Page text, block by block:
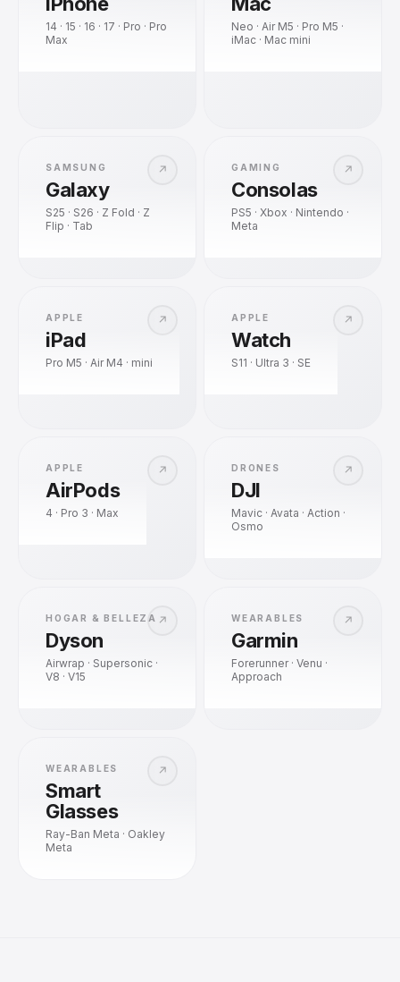
14 · 15 · 16 · 17 · Pro · Pro
Max
Neo · Air M5 · Pro M5 ·
iMac · Mac mini
↗
SAMSUNG
Galaxy
S25 · S26 · Z Fold · Z
Flip · Tab
↗
GAMING
Consolas
PS5 · Xbox · Nintendo ·
Meta
↗
APPLE
iPad
Pro M5 · Air M4 · mini
↗
APPLE
Watch
S11 · Ultra 3 · SE
↗
APPLE
AirPods
4 · Pro 3 · Max
↗
DRONES
DJI
Mavic · Avata · Action ·
Osmo
↗
HOGAR & BELLEZA
Dyson
Airwrap · Supersonic ·
V8 · V15
↗
WEARABLES
Garmin
Forerunner · Venu ·
Approach
↗
WEARABLES
Smart
Glasses
Ray-Ban Meta · Oakley
Meta